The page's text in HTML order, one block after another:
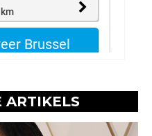
ARTIKELS